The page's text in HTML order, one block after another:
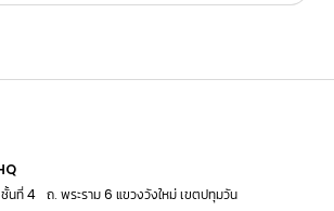
ชั้นที่ 4 ถ. พระราม 6 แขวงวังใหม่ เขตปทุมวัน